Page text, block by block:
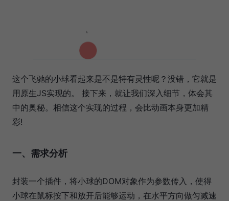
这个飞驰的小球看起来是不是特有灵性呢？没错，它就是
用原生JS实现的。 接下来，就让我们深入细节，体会其
中的奥秘。相信这个实现的过程，会比动画本身更加精
彩!
一、需求分析
封装一个插件，将小球的DOM对象作为参数传入，使得
小球在鼠标按下和放开后能够运动，在水平方向做匀减速